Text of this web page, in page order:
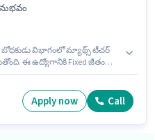
/ బోధకుడు విభాగంలో మ్యాథ్స్ టీచర్
ఈ ఉద్యోగానికి Fixed జీతం
ఉంటుంది.Apply now Call